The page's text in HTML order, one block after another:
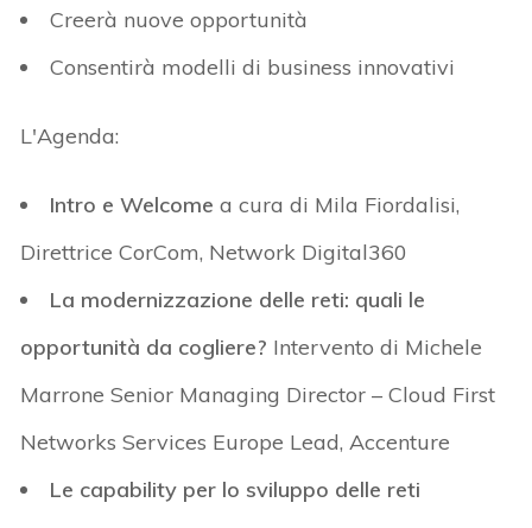
Creerà nuove opportunità
Consentirà modelli di business innovativi
L'Agenda:
Intro e Welcome a cura di Mila Fiordalisi,
Direttrice CorCom, Network Digital360
La modernizzazione delle reti: quali le
opportunità da cogliere? Intervento di Michele
Marrone Senior Managing Director – Cloud First
Networks Services Europe Lead, Accenture
Le capability per lo sviluppo delle reti